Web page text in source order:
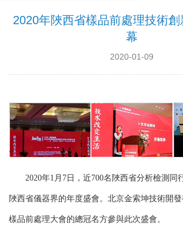
2020年陜西省樣品前處理技術
幕
2020-01-09
2020年1月7日，近700名陜西省分析檢測同
陜西省儀器界的年度盛會。北京金索坤技術開
樣品前處理大會的總冠名方參與此次盛會。